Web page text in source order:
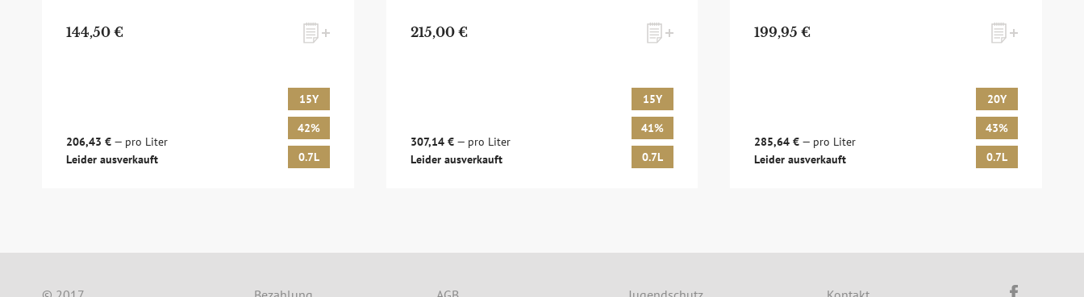
144,50 €
206,43 € — pro Liter
Leider ausverkauft
15Y
42%
0.7L
215,00 €
307,14 €— pro Liter
Leider ausverkauft
15Y
41%
0.7L
199,95 €
285,64 € — pro Liter
Leider ausverkauft
20Y
43%
0.7L
zum Newsletter anmelden
Möchten Sie ein für Newsletter-Abonnenten exklusives Monats-Angebot erhalten und dabei über Neuigkeiten rund um Whisky & Passion, das erlesene Sortiment unseres Ladens